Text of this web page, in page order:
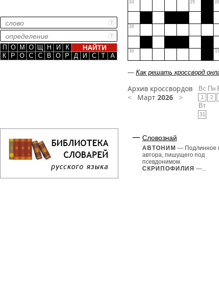
П О М О Щ Н И
К
К
Р О С С В О Р Д И С Т А
24 25 26
28
30 31
— Как решать кроссворд
Архив кроссвордов
< Март 2026 >
Вс
1
Пн
2
Вт
31
Словознай
АВТОНИМ — Подлинное
автора, пишущего под
псевдонимом.
СКРИПОФИЛИЯ —...